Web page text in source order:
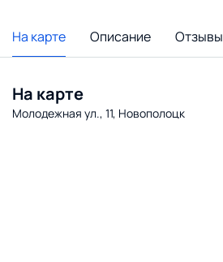
На карте Описание Отзывы
На карте
Молодежная ул., 11, Новополоцк